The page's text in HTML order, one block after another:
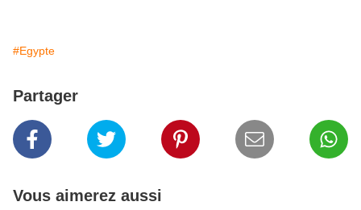
#Egypte
Partager
Vous aimerez aussi